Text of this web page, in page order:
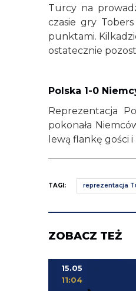
Turcy na
czasie gry
punktami.
ostatecznie
Polska 1-0
Reprezentacja
pokonała
lewą flankę gości
TAGI: reprezentacja
ZOBACZ TEŻ
15.05
11:04